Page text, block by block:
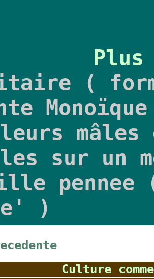
(
sur un
pennee
)
Culture